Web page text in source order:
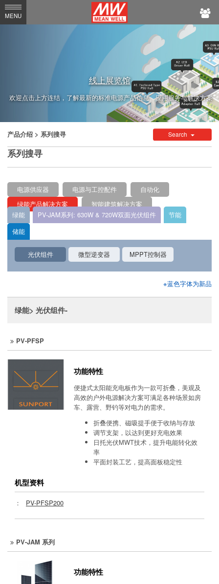
MEAN
WELL
MENU
线上展览馆
欢迎点击上方连结，了解最新的标准电源产品信息、应用服务与解决方案
产品介绍 > 系列搜寻 Search
系列搜寻
电源供应器 电源与工控配件
自动化
绿能产品解决方案
智能建筑解决方案
绿能
PV-JAM系列: 630W & 720W双面光伏组件
节能
储能
光伏组件 微型逆变器 MPPT控制器
※蓝色字体为新品
绿能> 光伏组件-
PV-PFSP
功能特性
便捷式太阳能充电板作为一款可折叠，美观及
高效的户外电源解决方案可满足各种场景如房
车、露营、野钓等对电力的需求。
折叠便携、磁吸提手便于收纳与存放
调节支架，以达到更好充电效果
日托光伏MWT技术，提升电能转化效
率
平面封装工艺，提高面板稳定性
机型资料
： PV-PFSP200
PV-JAM 系列
功能特性